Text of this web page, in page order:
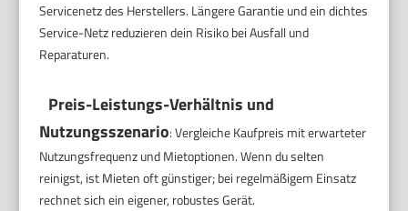
Servicenetz des Herstellers. Längere Garantie und ein dichtes
Service-Netz reduzieren dein Risiko bei Ausfall und
Reparaturen.
Preis-Leistungs-Verhältnis und
Nutzungsszenario: Vergleiche Kaufpreis mit erwarteter
Nutzungsfrequenz und Mietoptionen. Wenn du selten
reinigst, ist Mieten oft günstiger; bei regelmäßigem Einsatz
rechnet sich ein eigener, robustes Gerät.